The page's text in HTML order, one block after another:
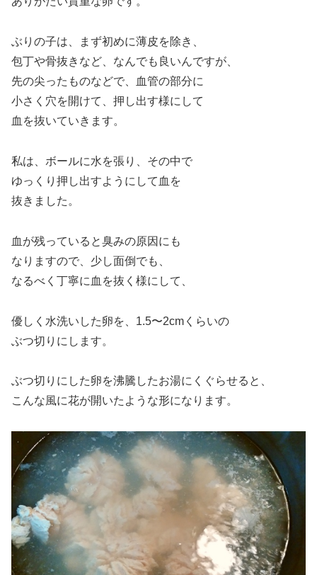
ぶりの子は、まず初めに薄皮を除き、
包丁や骨抜きなど、なんでも良いんですが、
先の尖ったものなどで、血管の部分に
小さく穴を開けて、押し出す様にして
血を抜いていきます。
私は、ボールに水を張り、その中で
ゆっくり押し出すようにして血を
抜きました。
血が残っていると臭みの原因にも
なりますので、少し面倒でも、
なるべく丁寧に血を抜く様にして、
優しく水洗いした卵を、1.5〜2cmくらいの
ぶつ切りにします。
ぶつ切りにした卵を沸騰したお湯にくぐらせると、
こんな風に花が開いたような形になります。